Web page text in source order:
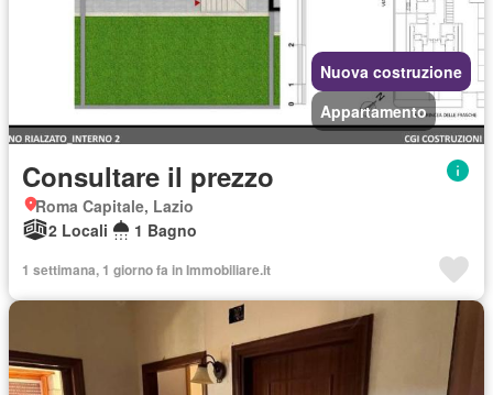
Nuova costruzione
Appartamento
Consultare il prezzo
Roma Capitale, Lazio
2 Locali
1 Bagno
1 settimana, 1 giorno fa in Immobiliare.it